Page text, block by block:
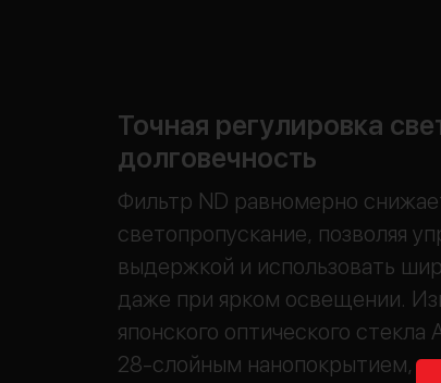
Точная регулировка
долговечность
Фильтр ND равномерно
светопропускание, позволяя
выдержкой и использовать
даже при ярком освещении.
японского оптического стекла
28-слойным нанопокрытием,